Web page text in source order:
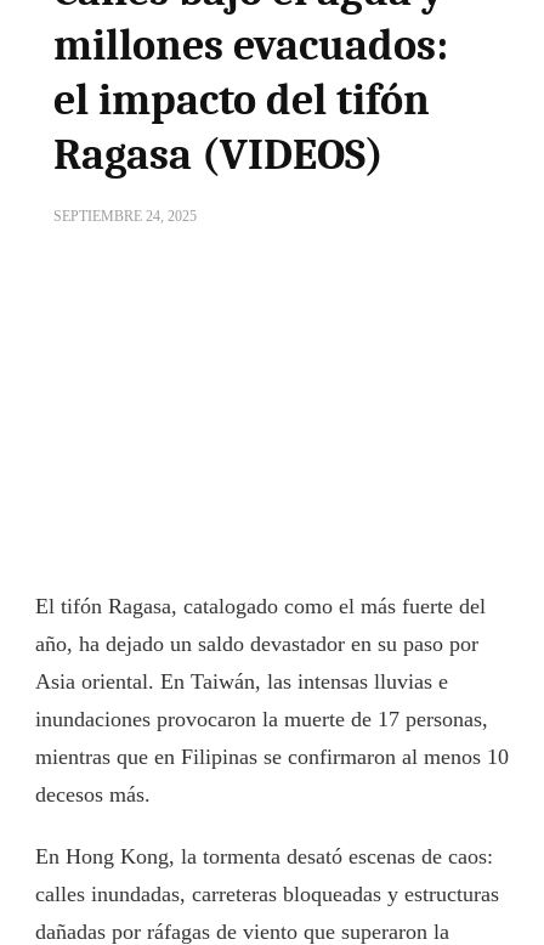
millones evacuados:
el impacto del tifón
Ragasa (VIDEOS)
SEPTIEMBRE 24, 2025
El tifón Ragasa, catalogado como el más fuerte del
año, ha dejado un saldo devastador en su paso por
Asia oriental. En Taiwán, las intensas lluvias e
inundaciones provocaron la muerte de 17 personas,
mientras que en Filipinas se confirmaron al menos 10
decesos más.
En Hong Kong, la tormenta desató escenas de caos:
calles inundadas, carreteras bloqueadas y estructuras
dañadas por ráfagas de viento que superaron la